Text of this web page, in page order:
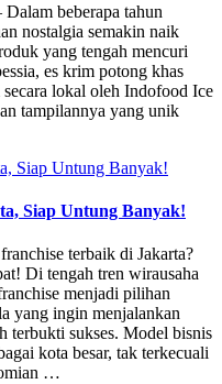
Dalam beberapa tahun
nostalgia semakin naik
yang tengah mencuri
es krim potong khas
lokal oleh Indofood Ice
tampilannya yang unik
Siap Untung Banyak!
terbaik di Jakarta?
Di tengah tren wirausaha
menjadi pilihan
yang ingin menjalankan
terbukti sukses. Model bisnis
kota besar, tak terkecuali
…